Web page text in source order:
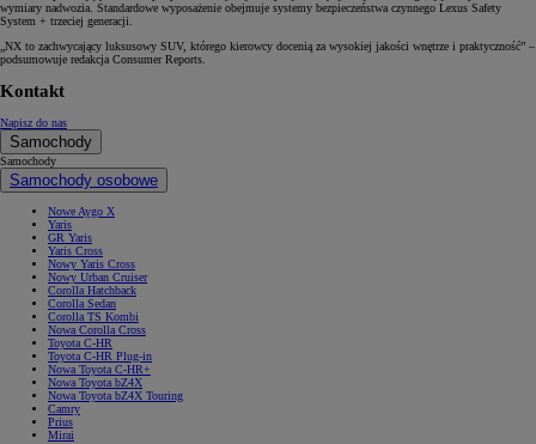
wymiary nadwozia. Standardowe wyposażenie obejmuje systemy bezpieczeństwa czynnego Lexus Safety
System + trzeciej generacji.
„NX to zachwycający luksusowy SUV, którego kierowcy docenią za wysokiej jakości wnętrze i praktyczność” –
podsumowuje redakcja Consumer Reports.
Kontakt
Napisz do nas
Samochody
Samochody
Samochody osobowe
Nowe Aygo X
Yaris
GR Yaris
Yaris Cross
Nowy Yaris Cross
Nowy Urban Cruiser
Corolla Hatchback
Corolla Sedan
Corolla TS Kombi
Nowa Corolla Cross
Toyota C-HR
Toyota C-HR Plug-in
Nowa Toyota C-HR+
Nowa Toyota bZ4X
Nowa Toyota bZ4X Touring
Camry
Prius
Mirai